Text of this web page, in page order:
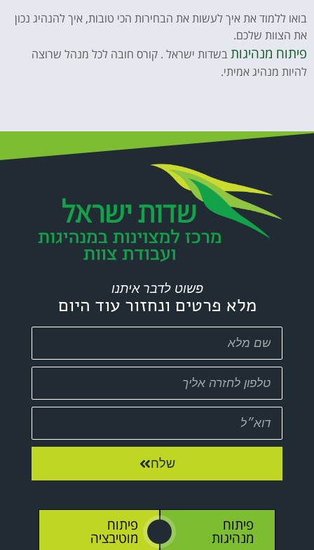
בואו ללמוד את איך לעשות את הבחירות הכי טובות, איך להנהיג נכון
את הצוות שלכם.
פיתוח מנהיגותבשדות ישראל . קורס חובה לכל מנהל שרוצה
להיות מנהיג אמיתי.
פשוט לדבר איתנו
מלא פרטים ונחזור עוד היום
שלח
פיתוח
מנהיגות
פיתוח
מוטיבציה